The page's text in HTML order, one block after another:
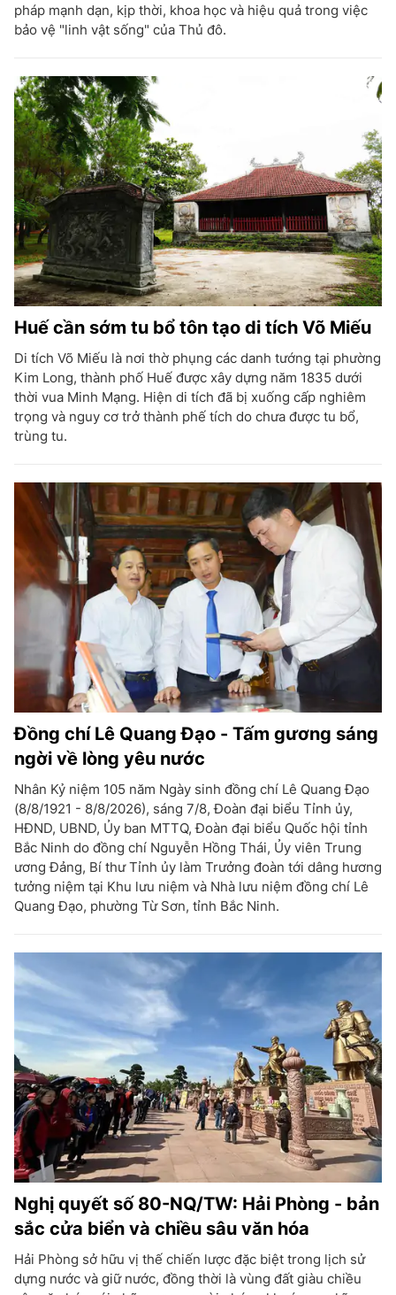
pháp mạnh dạn, kịp thời, khoa học và hiệu quả trong việc
bảo vệ "linh vật sống" của Thủ đô.
Huế cần sớm tu bổ tôn tạo di tích Võ Miếu
Di tích Võ Miếu là nơi thờ phụng các danh tướng tại phường
Kim Long, thành phố Huế được xây dựng năm 1835 dưới
thời vua Minh Mạng. Hiện di tích đã bị xuống cấp nghiêm
trọng và nguy cơ trở thành phế tích do chưa được tu bổ,
trùng tu.
Đồng chí Lê Quang Đạo - Tấm gương sáng
ngời về lòng yêu nước
Nhân Kỷ niệm 105 năm Ngày sinh đồng chí Lê Quang Đạo
(8/8/1921 - 8/8/2026), sáng 7/8, Đoàn đại biểu Tỉnh ủy,
HĐND, UBND, Ủy ban MTTQ, Đoàn đại biểu Quốc hội tỉnh
Bắc Ninh do đồng chí Nguyễn Hồng Thái, Ủy viên Trung
ương Đảng, Bí thư Tỉnh ủy làm Trưởng đoàn tới dâng hương
tưởng niệm tại Khu lưu niệm và Nhà lưu niệm đồng chí Lê
Quang Đạo, phường Từ Sơn, tỉnh Bắc Ninh.
Nghị quyết số 80-NQ/TW: Hải Phòng - bản
sắc cửa biển và chiều sâu văn hóa
Hải Phòng sở hữu vị thế chiến lược đặc biệt trong lịch sử
dựng nước và giữ nước, đồng thời là vùng đất giàu chiều